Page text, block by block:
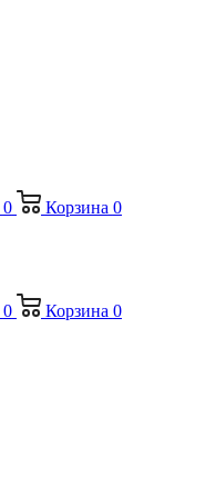
0 Корзина 0
0 Корзина 0